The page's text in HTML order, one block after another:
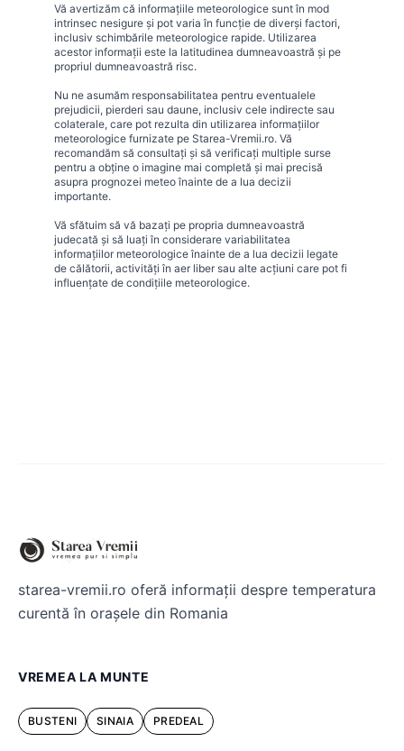
Vă avertizăm că informațiile meteorologice sunt în mod
intrinsec nesigure și pot varia în funcție de diverși factori,
inclusiv schimbările meteorologice rapide. Utilizarea
acestor informații este la latitudinea dumneavoastră și pe
propriul dumneavoastră risc.
Nu ne asumăm responsabilitatea pentru eventualele
prejudicii, pierderi sau daune, inclusiv cele indirecte sau
colaterale, care pot rezulta din utilizarea informațiilor
meteorologice furnizate pe Starea-Vremii.ro. Vă
recomandăm să consultați și să verificați multiple surse
pentru a obține o imagine mai completă și mai precisă
asupra prognozei meteo înainte de a lua decizii
importante.
Vă sfătuim să vă bazați pe propria dumneavoastră
judecată și să luați în considerare variabilitatea
informațiilor meteorologice înainte de a lua decizii legate
de călătorii, activități în aer liber sau alte acțiuni care pot fi
influențate de condițiile meteorologice.
starea-vremii.ro oferă informații despre temperatura
curentă în orașele din Romania
VREMEA LA MUNTE
BUSTENI SINAIA PREDEAL